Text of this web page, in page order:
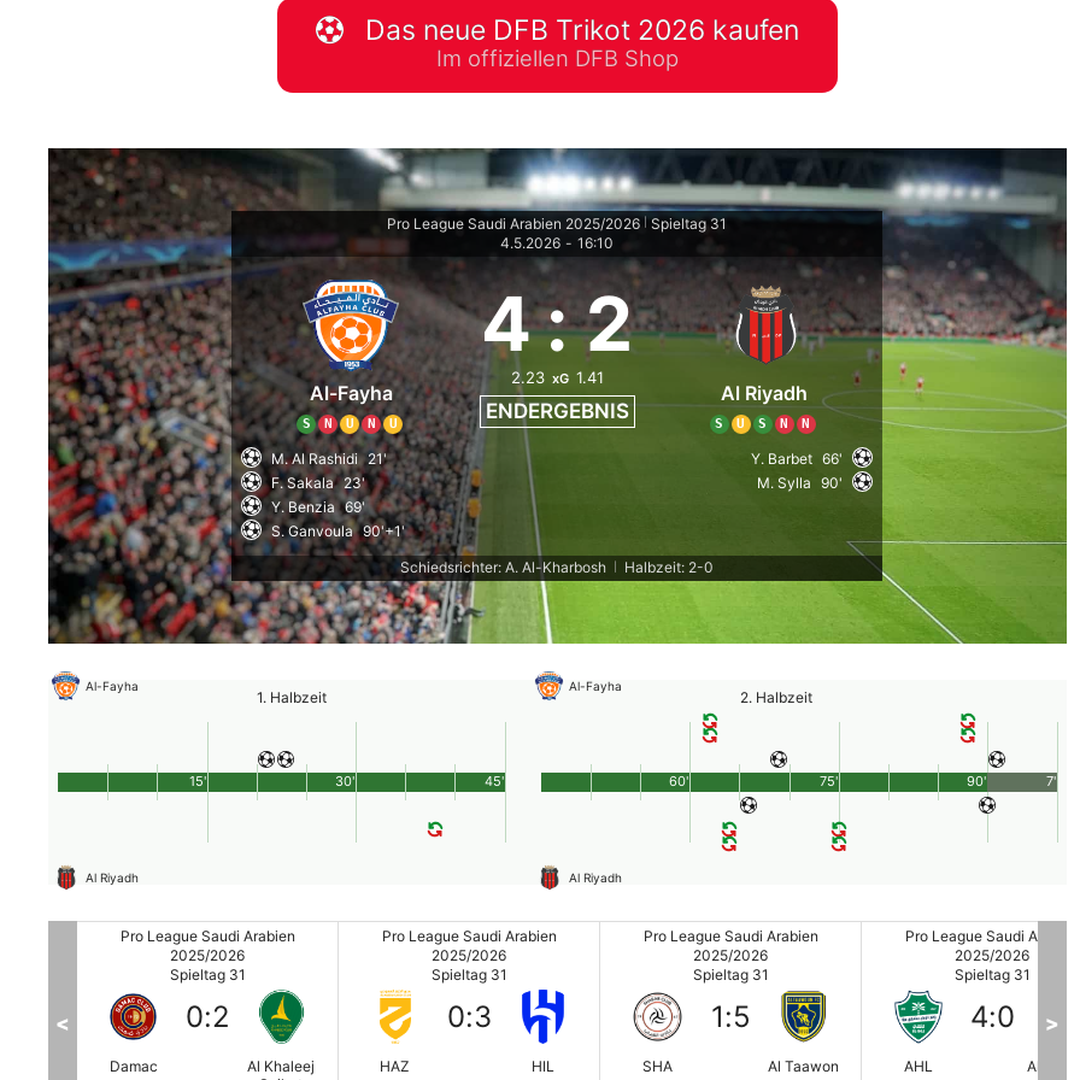
WM 2026 Spielplan Excel – kostenlos
downloaden & automatisch ausfüllen
Das neue DFB Trikot 2026 kaufen
Im offiziellen DFB Shop
Pro League Saudi Arabien 2025/2026
Spieltag 31
4.5.2026 - 16:10
Al-Fayha
S N U N U
4:2
2.23 xG 1.41
ENDERGEBNIS
Al Riyadh
S U S N N
M. Al Rashidi 21'
F. Sakala 23'
Y. Benzia 69'
S. Ganvoula 90'+1'
Y. Barbet 66'
M. Sylla
90'
Schiedsrichter: A. Al-Kharbosh Halbzeit: 2-0
Al-Fayha
1. Halbzeit
Al Riyadh
45'
15' 30'
Al-Fayha
2. Halbzeit
Al Riyadh
90'
60' 75' 7'
Pro League Saudi Arabien
2025/2026
Spieltag 31
Damac
0:2
Al Khaleej
Pro League Saudi Arabien
2025/2026
Spieltag 31
HAZ
0:3
HIL
Pro League Saudi Arabien
2025/2026
Spieltag 31
SHA
1:5
Al Taawon
Pro League Saudi Arabien
2025/2026
Spieltag 31
AHL
4:0
Al
< >